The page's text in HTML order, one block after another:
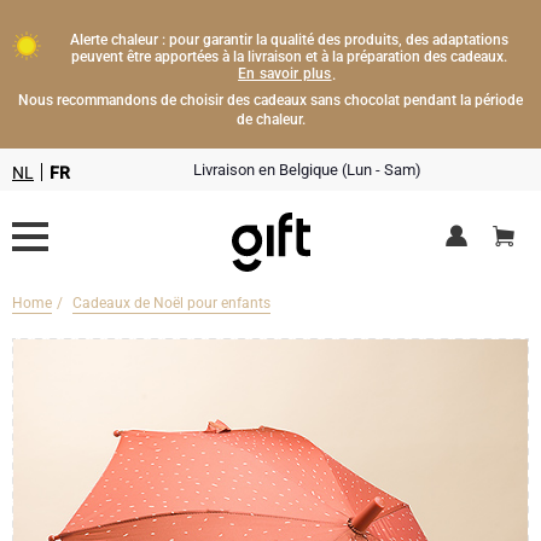
Alerte chaleur : pour garantir la qualité des produits, des adaptations
peuvent être apportées à la livraison et à la préparation des cadeaux.
En savoir plus.
Nous recommandons de choisir des cadeaux sans chocolat pendant la période
de chaleur.
Livraison en Belgique (Lun - Sam)
NL FR
Livraison fleurs
Boissons
Cadeaux champagne
Bouteille de Champagne
Chocolat
Type de cadeau
Lifestyle
Home Cadeaux de Noël pour enfants